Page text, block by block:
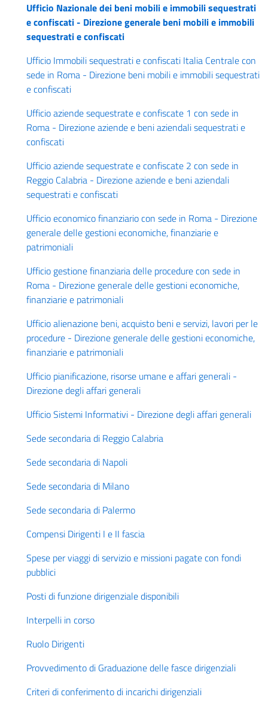
Ufficio Nazionale dei beni mobili e immobili sequestrati
e confiscati - Direzione generale beni mobili e immobili
sequestrati e confiscati
Ufficio Immobili sequestrati e confiscati Italia Centrale con
sede in Roma - Direzione beni mobili e immobili sequestrati
e confiscati
Ufficio aziende sequestrate e confiscate 1 con sede in
Roma - Direzione aziende e beni aziendali sequestrati e
confiscati
Ufficio aziende sequestrate e confiscate 2 con sede in
Reggio Calabria - Direzione aziende e beni aziendali
sequestrati e confiscati
Ufficio economico finanziario con sede in Roma - Direzione
generale delle gestioni economiche, finanziarie e
patrimoniali
Ufficio gestione finanziaria delle procedure con sede in
Roma - Direzione generale delle gestioni economiche,
finanziarie e patrimoniali
Ufficio alienazione beni, acquisto beni e servizi, lavori per le
procedure - Direzione generale delle gestioni economiche,
finanziarie e patrimoniali
Ufficio pianificazione, risorse umane e affari generali -
Direzione degli affari generali
Ufficio Sistemi Informativi - Direzione degli affari generali
Sede secondaria di Reggio Calabria
Sede secondaria di Napoli
Sede secondaria di Milano
Sede secondaria di Palermo
Compensi Dirigenti I e II fascia
Spese per viaggi di servizio e missioni pagate con fondi
pubblici
Posti di funzione dirigenziale disponibili
Interpelli in corso
Ruolo Dirigenti
Provvedimento di Graduazione delle fasce dirigenziali
Criteri di conferimento di incarichi dirigenziali